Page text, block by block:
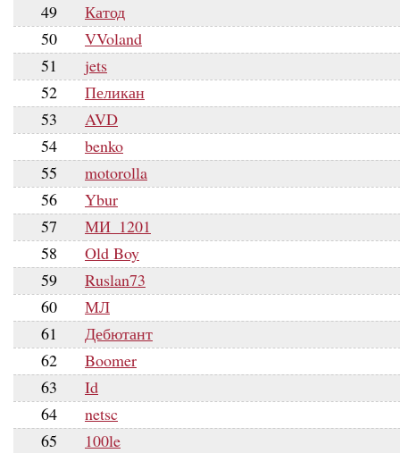
49
Катод
50
VVoland
51
jets
52
Пеликан
53
AVD
54
benko
55
motorolla
56
Ybur
57
МИ_1201
58
Old Boy
59
Ruslan73
60
МЛ
61
Дебютант
62
Boomer
63
Id
64
netsc
65
100le